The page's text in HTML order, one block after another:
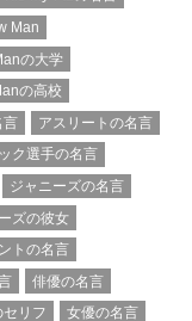
Man
の大学
の高校
言
アスリートの名言
ク選手の名言
ジャニーズの名言
ズの彼女
トの名言
俳優の名言
リフ 女優の名言